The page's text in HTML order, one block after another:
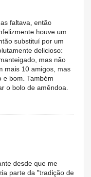
faltava, então
houve um
substituí por um
delicioso:
mas não
mais 10 amigos, mas
e bom. Também
o bolo de amêndoa.
desde que me
parte da "tradição de